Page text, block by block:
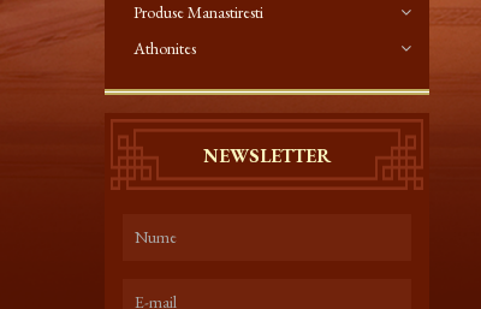
Produse Manastiresti
Athonites
NEWSLETTER